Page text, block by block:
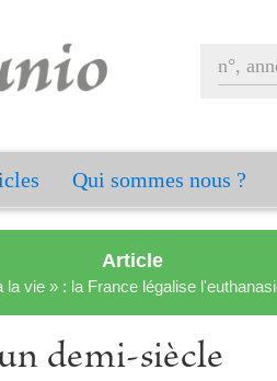
Qui sommes nous ?
Article
vie » : la France légalise
demi-siècle